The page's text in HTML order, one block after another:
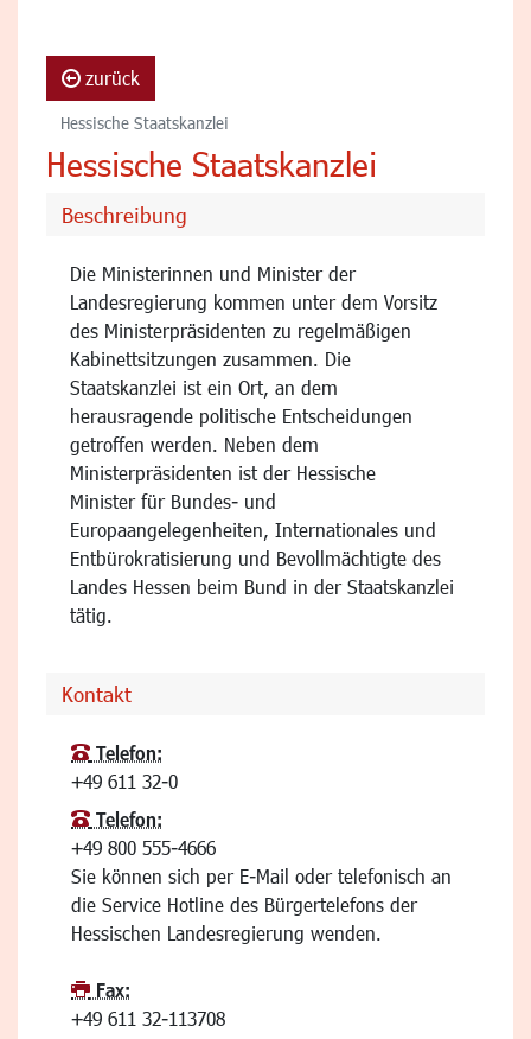
zurück
Hessische Staatskanzlei
Hessische Staatskanzlei
Beschreibung
Die Ministerinnen und Minister der
Landesregierung kommen unter dem Vorsitz
des Ministerpräsidenten zu regelmäßigen
Kabinettsitzungen zusammen. Die
Staatskanzlei ist ein Ort, an dem
herausragende politische Entscheidungen
getroffen werden. Neben dem
Ministerpräsidenten ist der Hessische
Minister für Bundes- und
Europaangelegenheiten, Internationales und
Entbürokratisierung und Bevollmächtigte des
Landes Hessen beim Bund in der Staatskanzlei
tätig.
Kontakt
Telefon:
+49 611 32-0
Telefon:
+49 800 555-4666
Sie können sich per E-Mail oder telefonisch an
die Service Hotline des Bürgertelefons der
Hessischen Landesregierung wenden.
Fax:
+49 611 32-113708